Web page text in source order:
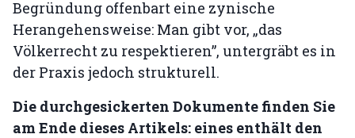
Begründung offenbart eine zynische
Herangehensweise: Man gibt vor, „das
Völkerrecht zu respektieren”, untergräbt es in
der Praxis jedoch strukturell.
Die durchgesickerten Dokumente finden Sie
am Ende dieses Artikels: eines enthält den